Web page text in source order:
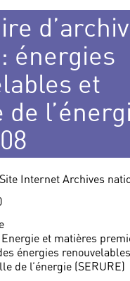
énergies
et
Internet Archives
et matières
énergies
de l’énergie (SERURE)